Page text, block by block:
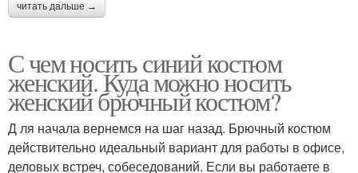
читать дальше →
С чем носить синий костюм
женский. Куда можно носить
женский брючный костюм?
Д ля начала вернемся на шаг назад. Брючный костюм
действительно идеальный вариант для работы в офисе,
деловых встреч, собеседований. Если вы работаете в